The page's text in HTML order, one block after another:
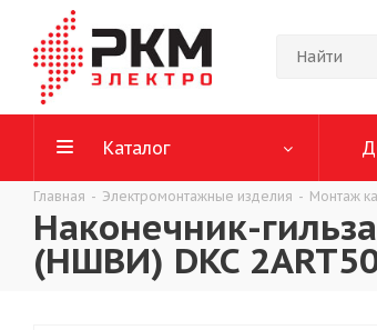
Каталог
Главная - Электромонтажные изделия - Монтаж
Наконечник-
(НШВИ) DKC